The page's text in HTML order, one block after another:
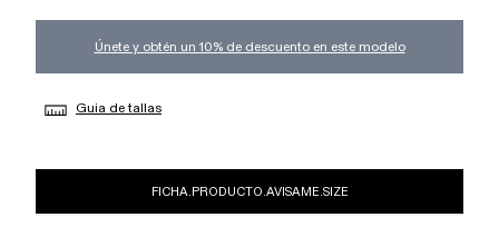
Únete y obtén un 10% de descuento en este modelo
Guia de tallas
FICHA.PRODUCTO.AVISAME.SIZE